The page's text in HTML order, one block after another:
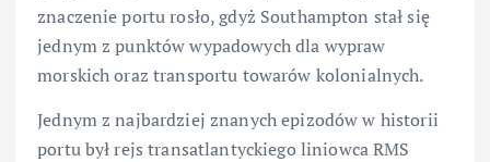
znaczenie portu rosło, gdyż Southampton stał się
jednym z punktów wypadowych dla wypraw
morskich oraz transportu towarów kolonialnych.
Jednym z najbardziej znanych epizodów w historii
portu był rejs transatlantyckiego liniowca RMS